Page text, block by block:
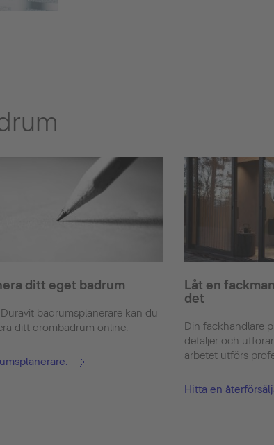
ditt eget badrum
badrumsplanerare kan du
ditt drömbadrum online.
Låt en
det
Din fackhandlare
detaljer och
arbetet utförs
Hitta en